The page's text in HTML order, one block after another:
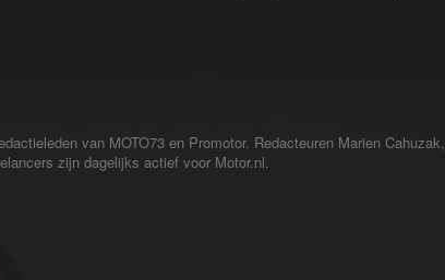
van MOTO73 en Promotor. Redacteuren Marien Cahuzak,
zijn dagelijks actief voor Motor.nl.